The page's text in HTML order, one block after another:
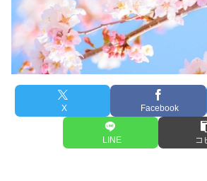
X Facebook
LINE コ